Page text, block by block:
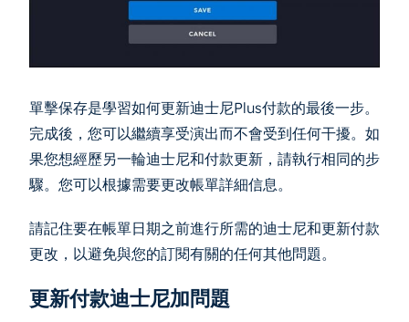
單擊保存是學習如何更新迪士尼Plus付款的最後一步。
完成後，您可以繼續享受演出而不會受到任何干擾。如
果您想經歷另一輪迪士尼和付款更新，請執行相同的步
驟。您可以根據需要更改帳單詳細信息。
請記住要在帳單日期之前進行所需的迪士尼和更新付款
更改，以避免與您的訂閱有關的任何其他問題。
更新付款迪士尼加問題